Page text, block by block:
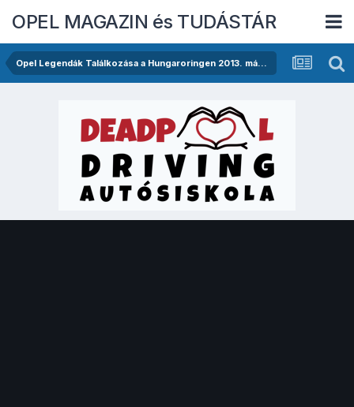
OPEL MAGAZIN és TUDÁSTÁR
Opel Legendák Találkozása a Hungaroringen 2013. május 11-én